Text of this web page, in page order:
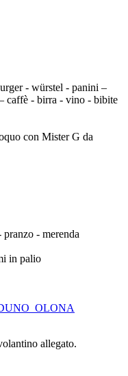
- würstel - panini –
caffè - birra - vino - bibite
con Mister G da
- merenda
in palio
allegato.